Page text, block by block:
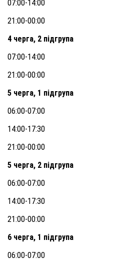
07:00-14:00
21:00-00:00
4 черга, 2 підгрупа
07:00-14:00
21:00-00:00
5 черга, 1 підгрупа
06:00-07:00
14:00-17:30
21:00-00:00
5 черга, 2 підгрупа
06:00-07:00
14:00-17:30
21:00-00:00
6 черга, 1 підгрупа
06:00-07:00